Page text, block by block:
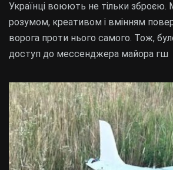
Українці воюють не тільки
розумом, креативом і вмінням
ворога проти нього самого. Тож,
доступ до мессенджера майора гш